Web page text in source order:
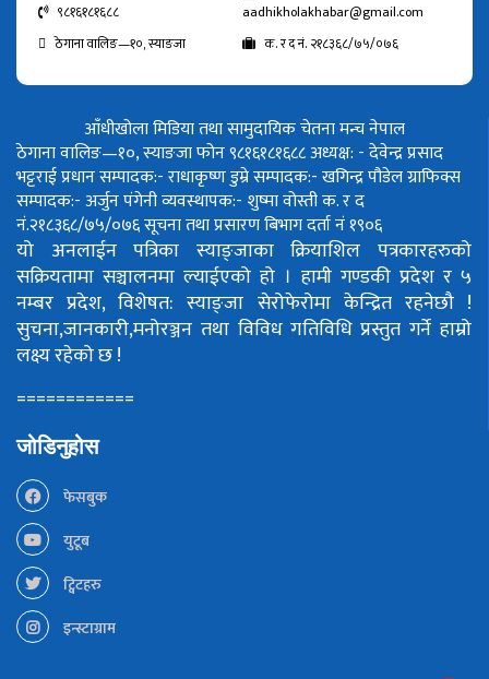
९८१६१८१६८८
aadhikholakhabar@gmail.com
ठेगाना वालिङ—१०, स्याङजा
क. र द नं. २१८३६८/७५/०७६
आँधीखोला मिडिया तथा सामुदायिक चेतना मन्च नेपाल
ठेगाना वालिङ—१०, स्याङजा फोन ९८१६१८१६८८अध्यक्ष: - देवेन्द्र प्रसाद
भट्टराईप्रधान सम्पादक:- राधाकृष्ण डुम्रेसम्पादक:- खगिन्द्र पौडेलग्राफिक्स
सम्पादक:- अर्जुन पंगेनीव्यवस्थापक:- शुष्मा वोस्तीक. र द
नं.२१८३६८/७५/०७६सूचना तथा प्रसारण बिभाग दर्ता नं १९०६
यो अनलाईन पत्रिका स्याङ्जाका क्रियाशिल पत्रकारहरुको
सक्रियतामा सञ्चालनमा ल्याईएको हो । हामी गण्डकी प्रदेश र ५
नम्बर प्रदेश, विशेषत: स्याङ्जा सेरोफेरोमा केन्द्रित रहनेछौ !
सुचना,जानकारी,मनोरञ्जन तथा विविध गतिविधि प्रस्तुत गर्ने हाम्रो
लक्ष्य रहेको छ !
============
जोडिनुहोस
फेसबुक
युटूब
ट्विटहरु
इन्स्टाग्राम